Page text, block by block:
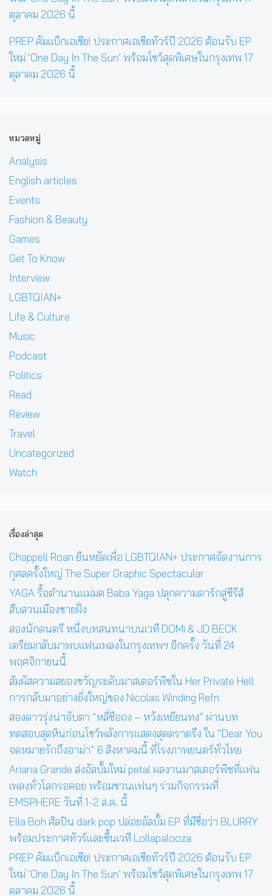
PREP คัมแบ็กเอเชีย! ประกาศเอเชียทัวร์ปี 2026 ต้อนรับ EP
ใหม่ ‘One Day In The Sun’ พร้อมโชว์สุดพิเศษในกรุงเทพ 17
ตุลาคม 2026 นี้
หมวดหมู่
Analysis
English articles
Events
Fashion & Beauty
Games
Get To Know
Interview
LGBTQIAN+
Life & Culture
Music
Podcast
Politics
Read
Review
Travel
Uncategorized
Watch
เรื่องล่าสุด
Chappell Roan ยืนหยัดเพื่อ LGBTQIAN+ ประกาศจัดงานการ
กุศลครั้งใหญ่ The Super Graphic Spectacular
YAGA รื้อตำนานแม่มด Baba Yaga ปลุกความดาร์กสู่ซีรีส์
สืบสวนเมืองชายฝั่ง
สองนักดนตรี หนึ่งบทสนทนาบนเวที DOMi & JD BECK
เตรียมกลับมาพบแฟนเพลงในกรุงเทพฯ อีกครั้ง วันที่ 24
พฤศจิกายนนี้
สัมผัสความสยองขวัญระดับมาสเตอร์พีซใน Her Private Hell
การกลับมาอย่างยิ่งใหญ่ของ Nicolas Winding Refn
สองดาวรุ่งน่าจับตา “หลี่ซือถง – หวังเหยียนทง” ผ่านบท
ทดสอบสุดหินก่อนโชว์พลังการแสดงสุดตราตรึง ใน “Dear You
จดหมายรักถึงอาม่า” 6 สิงหาคมนี้ ที่โรงภาพยนตร์ทั่วไทย
Ariana Grande ส่งอัลบั้มใหม่ petal ผลงานมาสเตอร์พีซที่แฟน
เพลงทั่วโลกรอคอย พร้อมชวนแฟนๆ ร่วมกิจกรรมที่
EMSPHERE วันที่ 1-2 ส.ค. นี้
Ella Boh ศิลปิน dark pop ปล่อยอัลบั้ม EP ที่มีชื่อว่า BLURRY
พร้อมประกาศทัวร์และขึ้นเวที Lollapalooza
PREP คัมแบ็กเอเชีย! ประกาศเอเชียทัวร์ปี 2026 ต้อนรับ EP
ใหม่ ‘One Day In The Sun’ พร้อมโชว์สุดพิเศษในกรุงเทพ 17
ตุลาคม 2026 นี้